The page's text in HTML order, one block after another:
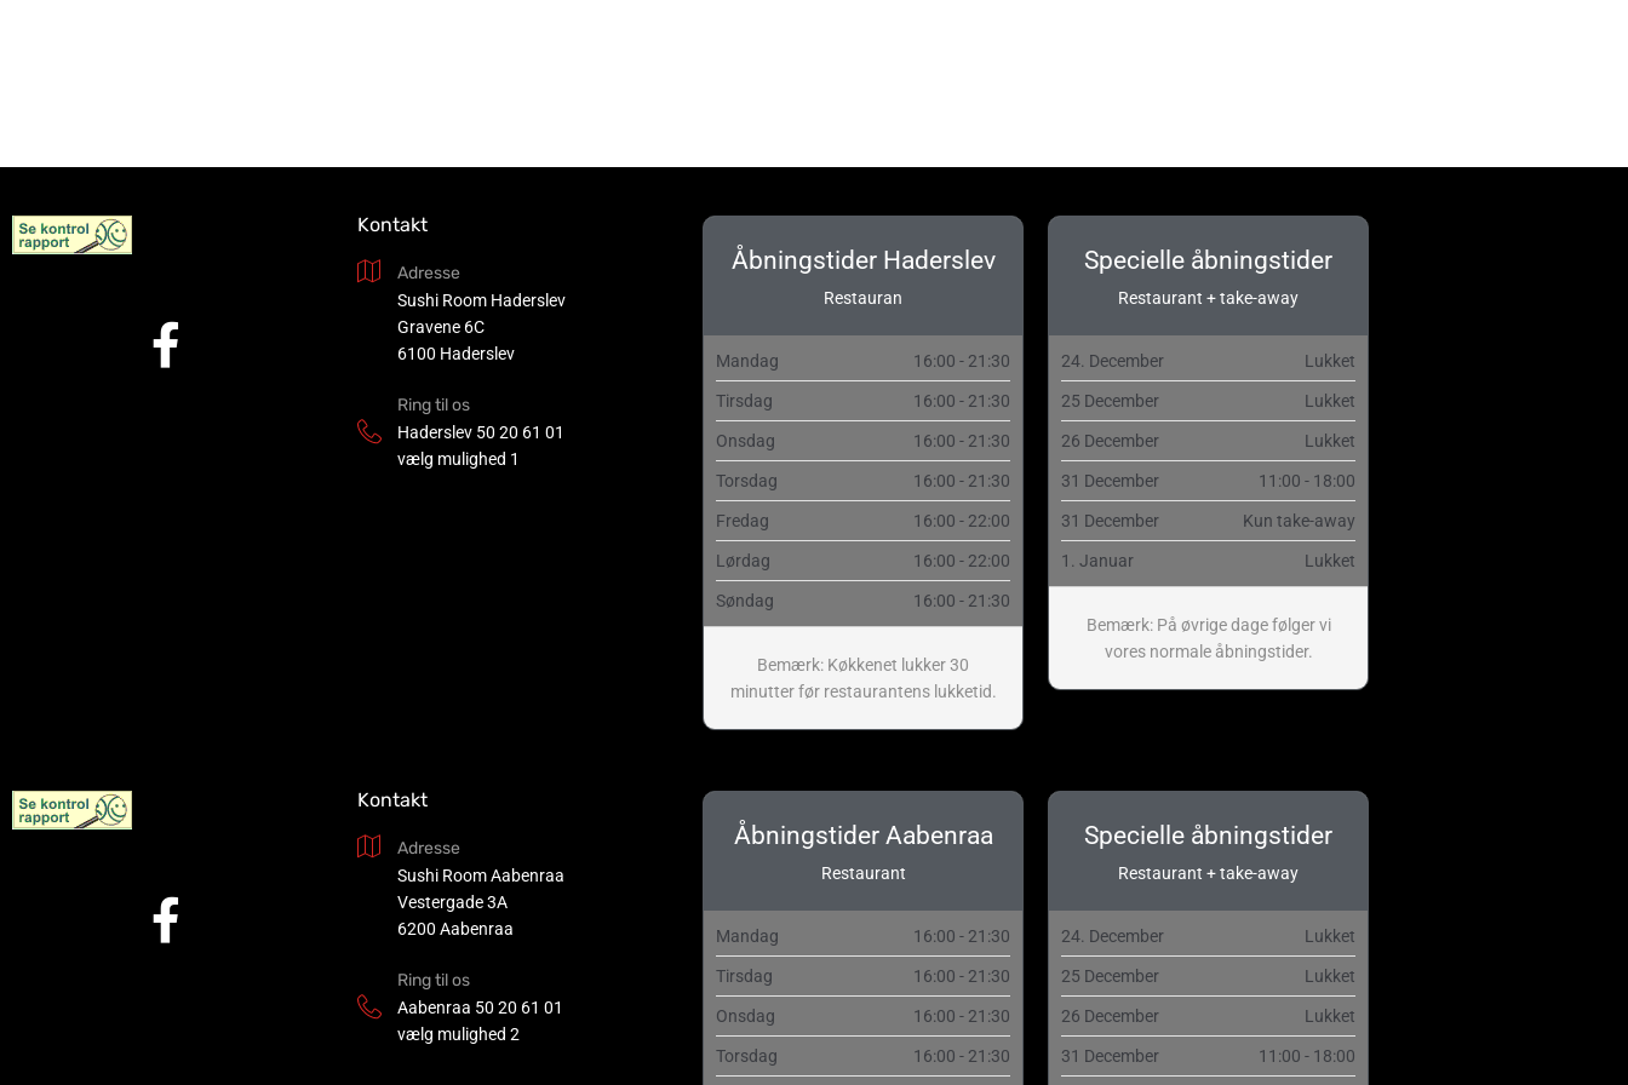
Kontakt
Adresse
Sushi Room Haderslev
Gravene 6C
6100 Haderslev
Ring til os
Haderslev 50 20 61 01
vælg mulighed 1
Åbningstider Haderslev
Restauran
Mandag 16:00 - 21:30
Tirsdag 16:00 - 21:30
Onsdag 16:00 - 21:30
Torsdag 16:00 - 21:30
Fredag 16:00 - 22:00
Lørdag 16:00 - 22:00
Søndag 16:00 - 21:30
Bemærk: Køkkenet lukker 30
minutter før restaurantens lukketid.
Specielle åbningstider
Restaurant + take-away
24. December Lukket
25 December Lukket
26 December Lukket
31 December 11:00 - 18:00
31 December Kun take-away
1. Januar Lukket
Bemærk: På øvrige dage følger vi
vores normale åbningstider.
Kontakt
Adresse
Sushi Room Aabenraa
Vestergade 3A
6200 Aabenraa
Ring til os
Aabenraa 50 20 61 01
vælg mulighed 2
Åbningstider Aabenraa
Restaurant
Mandag 16:00 - 21:30
Tirsdag 16:00 - 21:30
Onsdag 16:00 - 21:30
Torsdag 16:00 - 21:30
Specielle åbningstider
Restaurant + take-away
24. December Lukket
25 December Lukket
26 December Lukket
31 December 11:00 - 18:00